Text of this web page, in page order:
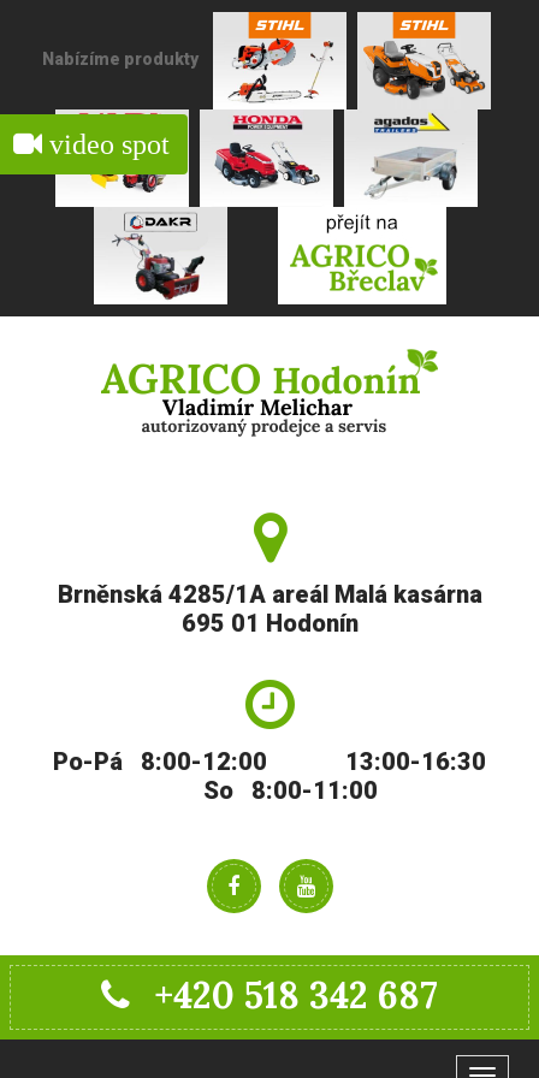
video spot
Nabízíme produkty
Brněnská 4285/1A areál Malá kasárna
695 01 Hodonín
Po-Pá 8:00-12:00 13:00-16:30
So 8:00-11:00
+420 518 342 687